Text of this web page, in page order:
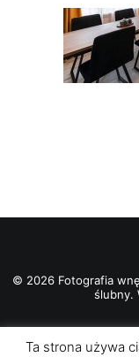
© 2026 Fotografia
ślubny.
Ta strona używa